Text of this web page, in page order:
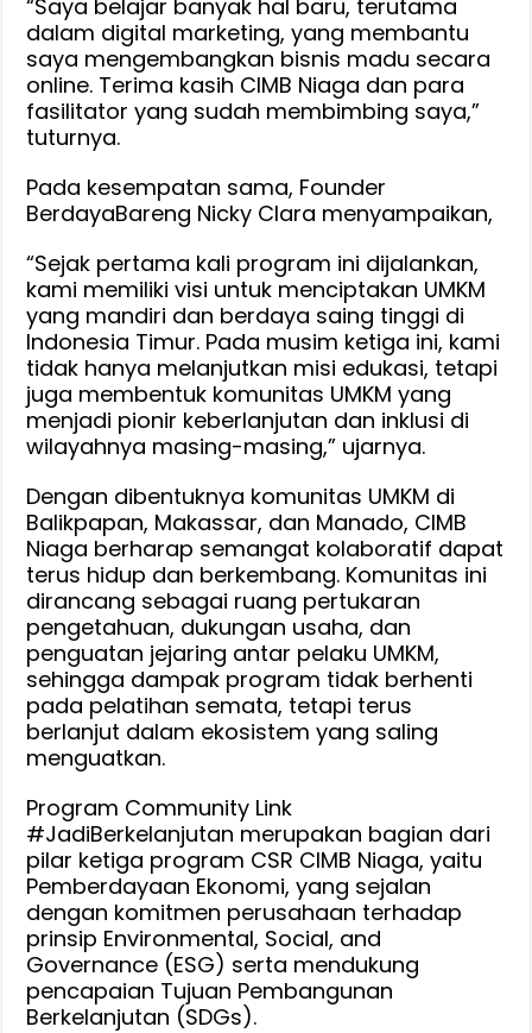
“Saya belajar banyak hal baru, terutama
dalam digital marketing, yang membantu
saya mengembangkan bisnis madu secara
online. Terima kasih CIMB Niaga dan para
fasilitator yang sudah membimbing saya,”
tuturnya.
Pada kesempatan sama, Founder
BerdayaBareng Nicky Clara menyampaikan,
“Sejak pertama kali program ini dijalankan,
kami memiliki visi untuk menciptakan UMKM
yang mandiri dan berdaya saing tinggi di
Indonesia Timur. Pada musim ketiga ini, kami
tidak hanya melanjutkan misi edukasi, tetapi
juga membentuk komunitas UMKM yang
menjadi pionir keberlanjutan dan inklusi di
wilayahnya masing-masing,” ujarnya.
Dengan dibentuknya komunitas UMKM di
Balikpapan, Makassar, dan Manado, CIMB
Niaga berharap semangat kolaboratif dapat
terus hidup dan berkembang. Komunitas ini
dirancang sebagai ruang pertukaran
pengetahuan, dukungan usaha, dan
penguatan jejaring antar pelaku UMKM,
sehingga dampak program tidak berhenti
pada pelatihan semata, tetapi terus
berlanjut dalam ekosistem yang saling
menguatkan.
Program Community Link
#JadiBerkelanjutan merupakan bagian dari
pilar ketiga program CSR CIMB Niaga, yaitu
Pemberdayaan Ekonomi, yang sejalan
dengan komitmen perusahaan terhadap
prinsip Environmental, Social, and
Governance (ESG) serta mendukung
pencapaian Tujuan Pembangunan
Berkelanjutan (SDGs).